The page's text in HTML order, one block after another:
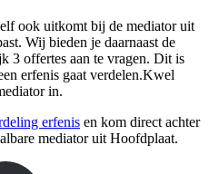
ook uitkomt bij de mediator uit
Wij bieden je daarnaast de
3 offertes aan te vragen. Dit is
erfenis gaat verdelen.Kwel
in.
erfenis en kom direct achter
mediator uit Hoofdplaat.